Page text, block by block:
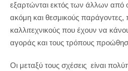
εξαρτώνται εκτός των άλλων από
ακόμη και θεσμικούς
καλλιτεχνικούς που έχουν να
αγοράς και τους τρόπους
Οι μεταξύ τους σχέσεις είναι